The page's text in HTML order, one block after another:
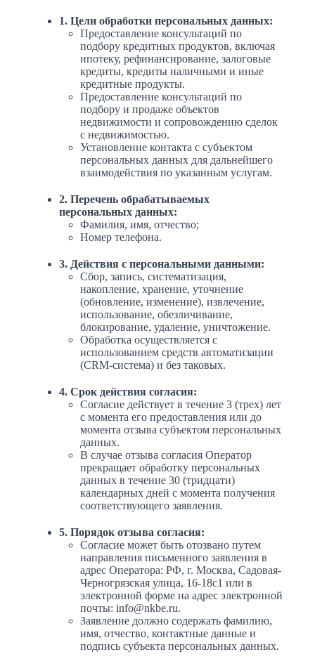
1. Цели обработки персональных данных:
Предоставление консультаций по
подбору кредитных продуктов, включая
ипотеку, рефинансирование, залоговые
кредиты, кредиты наличными и иные
кредитные продукты.
Предоставление консультаций по
подбору и продаже объектов
недвижимости и сопровождению сделок
с недвижимостью.
Установление контакта с субъектом
персональных данных для дальнейшего
взаимодействия по указанным услугам.
2. Перечень обрабатываемых
персональных данных:
Фамилия, имя, отчество;
Номер телефона.
3. Действия с персональными данными:
Сбор, запись, систематизация,
накопление, хранение, уточнение
(обновление, изменение), извлечение,
использование, обезличивание,
блокирование, удаление, уничтожение.
Обработка осуществляется с
использованием средств автоматизации
(CRM-система) и без таковых.
4. Срок действия согласия:
Согласие действует в течение 3 (трех) лет
с момента его предоставления или до
момента отзыва субъектом персональных
данных.
В случае отзыва согласия Оператор
прекращает обработку персональных
данных в течение 30 (тридцати)
календарных дней с момента получения
соответствующего заявления.
5. Порядок отзыва согласия:
Согласие может быть отозвано путем
направления письменного заявления в
адрес Оператора: РФ, г. Москва, Садовая-
Черногрязская улица, 16-18с1 или в
электронной форме на адрес электронной
почты: info@nkbe.ru.
Заявление должно содержать фамилию,
имя, отчество, контактные данные и
подпись субъекта персональных данных.